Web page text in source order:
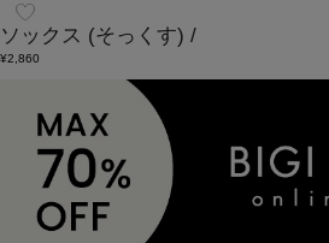
ソックス (そっくす) /
¥2,860